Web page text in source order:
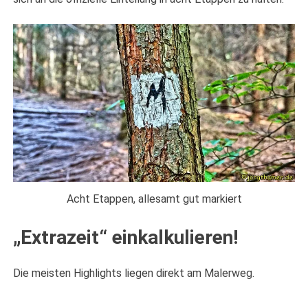
Acht Etappen, allesamt gut markiert
„Extrazeit“ einkalkulieren!
Die meisten Highlights liegen direkt am Malerweg.